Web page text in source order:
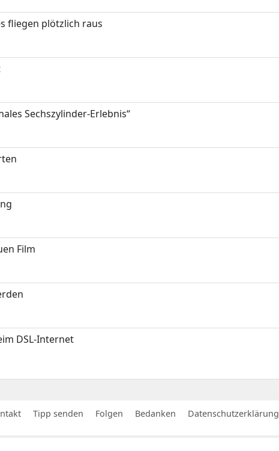
fliegen plötzlich raus
Sechszylinder-Erlebnis“
Film
DSL-Internet
Tipp senden Folgen Bedanken Datenschutzerklärung